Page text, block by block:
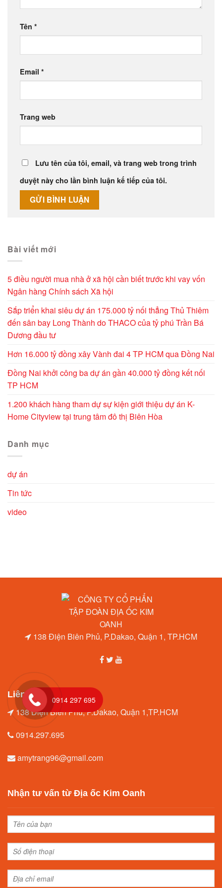
Tên *
Email *
Trang web
Lưu tên của tôi, email, và trang web trong trình
duyệt này cho lần bình luận kế tiếp của tôi.
Bài viết mới
5 điều người mua nhà ở xã hội cần biết trước khi vay vốn
Ngân hàng Chính sách Xã hội
Sắp triển khai siêu dự án 175.000 tỷ nối thẳng Thủ Thiêm
đến sân bay Long Thành do THACO của tỷ phú Trần Bá
Dương đầu tư
Hơn 16.000 tỷ đồng xây Vành đai 4 TP HCM qua Đồng Nai
Đồng Nai khởi công ba dự án gần 40.000 tỷ đồng kết nối
TP HCM
1.200 khách hàng tham dự sự kiện giới thiệu dự án K-
Home Cityview tại trung tâm đô thị Biên Hòa
Danh mục
dự án
Tin tức
video
138 Điện Biên Phủ, P.Dakao, Quận 1, TP.HCM
Liên hệ
138 Điện Biên Phủ, P.Dakao, Quận 1,TP.HCM
0914.297.695
amytrang96@gmail.com
Nhận tư vấn từ Địa ốc Kim Oanh
0914 297 695